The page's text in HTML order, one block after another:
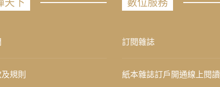
天下
規則
數位服務
訂閱雜誌
紙本雜誌訂戶開通線上閱讀